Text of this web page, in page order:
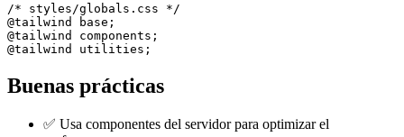
/* styles/globals.css */
@tailwind base;
@tailwind components;
@tailwind utilities;
Buenas prácticas
✅ Usa componentes del servidor para optimizar el